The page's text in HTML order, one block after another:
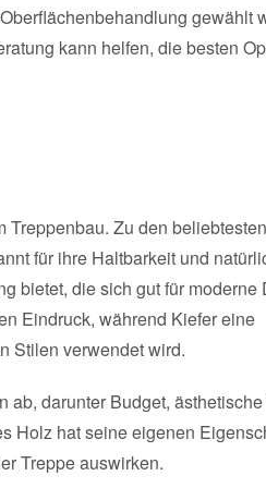
gewählt
kann helfen, die besten
Zu den
für ihre Haltbarkeit und
bietet, die sich gut für moderne
Eindruck, während Kiefer eine
Stilen verwendet wird.
ab, darunter Budget,
Holz hat seine eigenen
Treppe auswirken.